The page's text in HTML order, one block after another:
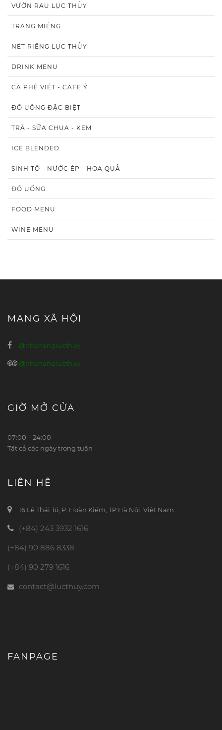
VƯỜN RAU LỤC THỦY
TRÁNG MIỆNG
NÉT RIÊNG LỤC THỦY
DRINK MENU
CÀ PHÊ VIỆT - CAFE Ý
ĐỒ UỐNG ĐẶC BIỆT
TRÀ - SỮA CHUA - KEM
ICE BLENDED
SINH TỐ - NƯỚC ÉP - HOA QUẢ
ĐỒ UỐNG
FOOD MENU
WINE MENU
MẠNG XÃ HỘI
@nhahanglucthuy
@nhahanglucthuy
GIỜ MỞ CỬA
07:00 – 24:00
Tất cả các ngày trong tuần
LIÊN HỆ
16 Lê Thái Tổ, P. Hoàn Kiếm, TP Hà Nội, Việt Nam
(+84) 243 3932 1616
(+84) 90 886 8338
(+84) 90 279 1616
contact@lucthuy.com
FANPAGE